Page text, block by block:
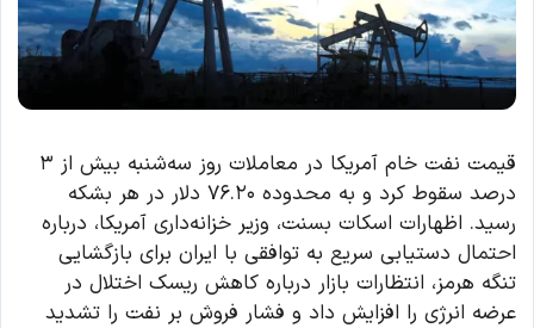
قیمت نفت خام آمریکا در معاملات روز سه‌شنبه بیش از ۳
درصد سقوط کرد و به محدوده ۷۶.۲۰ دلار در هر بشکه
رسید. اظهارات اسکات بسنت، وزیر خزانه‌داری آمریکا، درباره
احتمال دستیابی سریع به توافقی با ایران برای بازگشایی
تنگه هرمز، انتظارات بازار درباره کاهش ریسک اختلال در
عرضه انرژی را افزایش داد و فشار فروش بر نفت را تشدید